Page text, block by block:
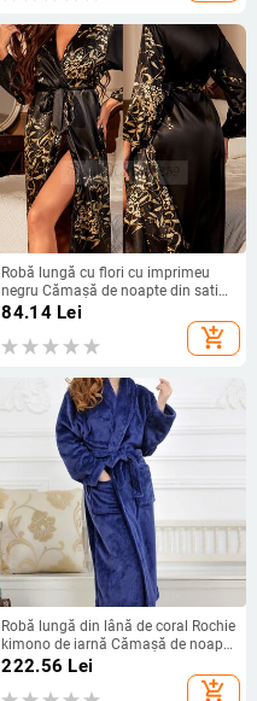
Robă lungă cu flori cu imprimeu
negru Cămașă de noapte din satin
de mătase Lenjerie de noapte
pentru femeie Cămașă de noapte,
primăvară, vară, kimono, halat de
84.14Lei
add_shopping_cart
Robă lungă din lână de coral Rochie
kimono de iarnă Cămașă de noapte
din flanel caldă Halat de baie
Lenjerie de noapte Lenjerie intimă
222.56 Lei
add_shopping_cart